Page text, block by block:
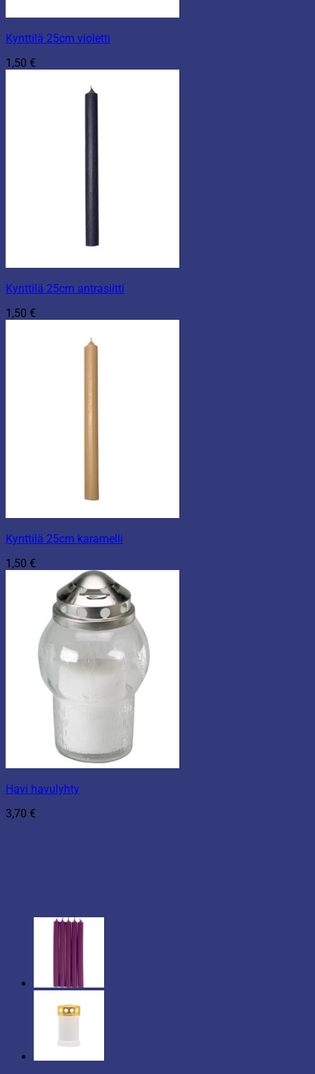
Kynttilä 25cm violetti
1,50 €
Kynttilä 25cm antrasiitti
1,50 €
Kynttilä 25cm karamelli
1,50 €
Havi havulyhty
3,70 €